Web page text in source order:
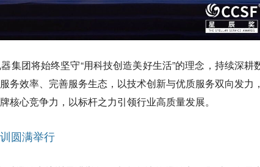
集团将始终坚守“用科技创造美好生活”的理念，持续深耕
务效率、完善服务生态，以技术创新与优质服务双向发力
核心竞争力，以标杆之力引领行业高质量发展。
圆满举行